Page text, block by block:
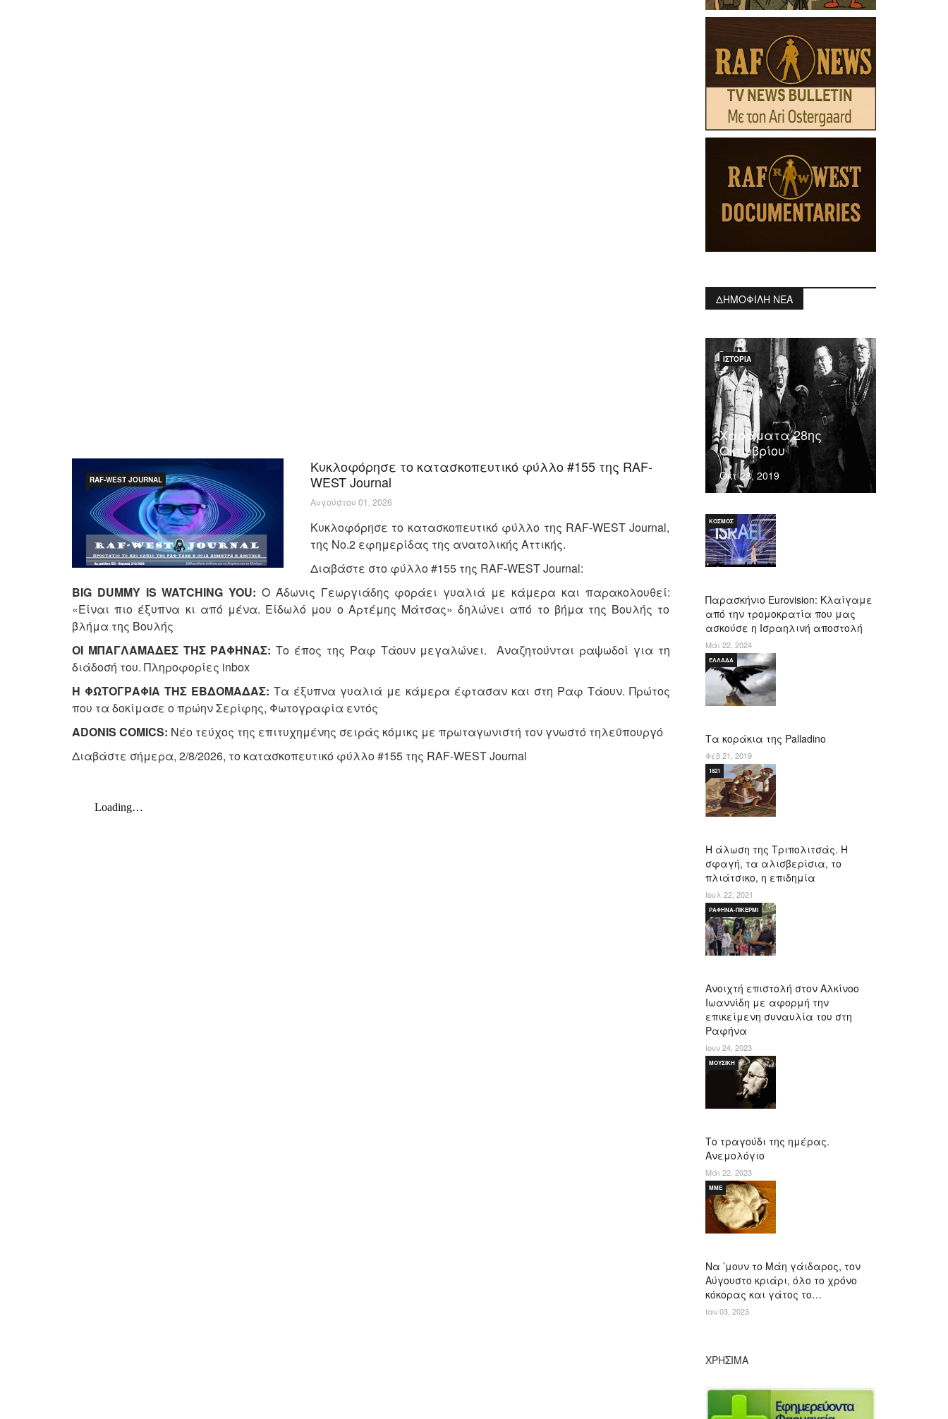
RAF-WEST JOURNAL
Κυκλοφόρησε το κατασκοπευτικό φύλλο #155 της RAF-
WEST Journal
Αυγούστου 01, 2026
Κυκλοφόρησε το κατασκοπευτικό φύλλο της RAF-WEST Journal,
της Νo.2 εφημερίδας της ανατολικής Αττικής.
Διαβάστε στο φύλλο #155 της RAF-WEST Journal:
BIG DUMMY IS WATCHING YOU:Ο Άδωνις Γεωργιάδης φοράει γυαλιά με κάμερα και παρακολουθεί:
«Είναι πιο έξυπνα κι από μένα. Είδωλό μου ο Αρτέμης Μάτσας» δηλώνει από το βήμα της Βουλής το
βλήμα της Βουλής
ΟΙ ΜΠΑΓΛΑΜΑΔΕΣ ΤΗΣ ΡΑΦΗΝΑΣ: Το έπος της Ραφ Τάουν μεγαλώνει. Αναζητούνται ραψωδοί για τη
διάδοσή του. Πληροφορίες inbox
Η ΦΩΤΟΓΡΑΦΙΑ ΤΗΣ ΕΒΔΟΜΑΔΑΣ: Τα έξυπνα γυαλιά με κάμερα έφτασαν και στη Ραφ Τάουν. Πρώτος
που τα δοκίμασε ο πρώην Σερίφης, Φωτογραφία εντός
ADONIS COMICS: Νέο τεύχος της επιτυχημένης σειράς κόμικς με πρωταγωνιστή τον γνωστό τηλεϋπουργό
Διαβάστε σήμερα, 2/8/2026, το κατασκοπευτικό φύλλο #155 της RAF-WEST Journal
ΔΗΜΟΦΙΛΗ ΝΕΑ
Χαράματα 28ης
Οκτωβρίου
Οκτ 28, 2019
ΙΣΤΟΡΊΑ
Παρασκήνιο Eurovision: Κλαίγαμε
από την τρομοκρατία που μας
ασκούσε η Ισραηλινή αποστολή
ΚΌΣΜΟΣ
Μάι 22, 2024
Τα κοράκια της Palladino
ΕΛΛΆΔΑ
Φεβ 21, 2019
Η άλωση της Τριπολιτσάς. Η
σφαγή, τα αλισβερίσια, το
πλιάτσικο, η επιδημία
1821
Ιουλ 22, 2021
Ανοιχτή επιστολή στον Αλκίνοο
Ιωαννίδη με αφορμή την
επικείμενη συναυλία του στη
Ραφήνα
ΡΑΦΉΝΑ-ΠΙΚΈΡΜΙ
Ιουν 24, 2023
Το τραγούδι της ημέρας.
Ανεμολόγιο
ΜΟΥΣΙΚΉ
Μάι 22, 2023
Να ’μουν το Μάη γάιδαρος, τον
Αύγουστο κριάρι, όλο το χρόνο
κόκορας και γάτος το…
ΜΜΕ
Ιαν 03, 2023
ΧΡΉΣΙΜΑ